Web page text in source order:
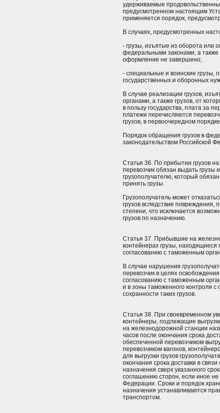
удерживаемые
предусмотренном настоящим
применяется порядок,
В случаях, предусмотренных
- грузы, изъятые из оборота или
федеральными законами, а
оформление не завершено;
- специальные и воинские грузы,
государственных и оборонных
В случае реализации грузов,
органами, а также грузов, от
в пользу государства, плата за
платежи перечисляются
грузов, в первоочередном
Порядок обращения грузов в
законодательством Российской
Статья 36. По прибытии грузов
перевозчик обязан выдать
грузополучателю, который
принять грузы.
Грузополучатель может
грузов вследствие повреждения,
степени, что исключается
грузов по назначению.
Статья 37. Прибывшие на
контейнерах грузы,
согласованию с таможенным
В случае нарушения
перевозчик в целях
согласованию с таможенным
и в зоны таможенного контроля
сохранности таких грузов.
Статья 38. При своевременном
контейнеры, подлежащие
на железнодорожной станции
часов после окончания срока
обеспеченной перевозчиком
перевозчиком вагонов,
для выгрузки грузов
окончания срока доставки в
назначения сверх указанного
соглашению сторон, если иное не
Федерации. Сроки и порядок
назначения устанавливаются
транспортом.